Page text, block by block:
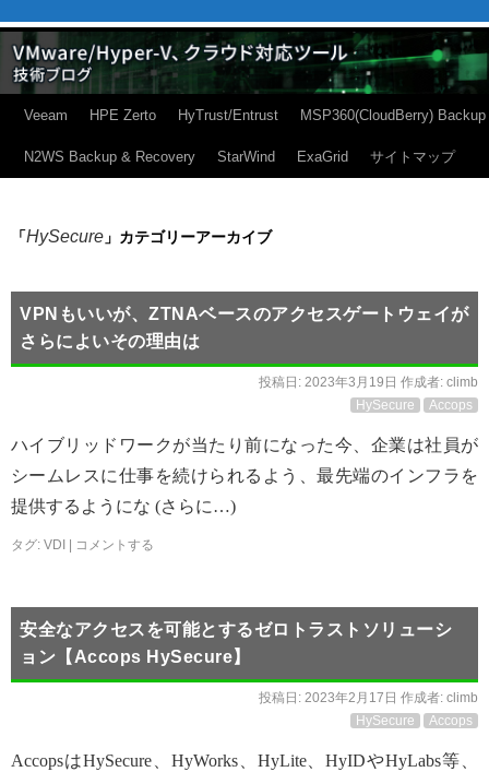
Veeam HPE Zerto HyTrust/Entrust MSP360(CloudBerry) Backup
N2WS Backup & Recovery StarWind ExaGrid サイトマップ
「HySecure 」カテゴリーアーカイブ
VPNもいいが、ZTNAベースのアクセスゲートウェイが
さらによいその理由は
投稿日: 2023年3月19日 作成者: climb
HySecure
Accops
ハイブリッドワークが当たり前になった今、企業は社員が
シームレスに仕事を続けられるよう、最先端のインフラを
提供するようにな (さらに…)
タグ: VDI コメントする
安全なアクセスを可能とするゼロトラストソリューシ
ョン【Accops HySecure】
投稿日: 2023年2月17日 作成者: climb
HySecure
Accops
AccopsはHySecure、HyWorks、HyLite、HyIDやHyLabs等、